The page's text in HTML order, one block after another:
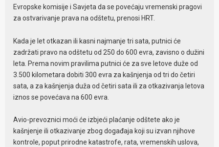
Evropske komisije i Savjeta da se povećaju vremenski pragovi
za ostvarivanje prava na odštetu, prenosi HRT.
Kada je let otkazan ili kasni najmanje tri sata, putnici će
zadržati pravo na odštetu od 250 do 600 evra, zavisno o dužini
leta. Prema novim pravilima putnici će za sve letove duže od
3.500 kilometara dobiti 300 evra za kašnjenja od tri do četiri
sata, a za kašnjenja duža od četiri sata ili za otkazivanja letova
iznos se povećava na 600 evra.
Avio-prevoznici moći će izbjeći plaćanje odštete ako je
kašnjenje ili otkazivanje zbog događaja koji su izvan njihove
kontrole, poput prirodne katastrofe, rata, vremenskih uslova,